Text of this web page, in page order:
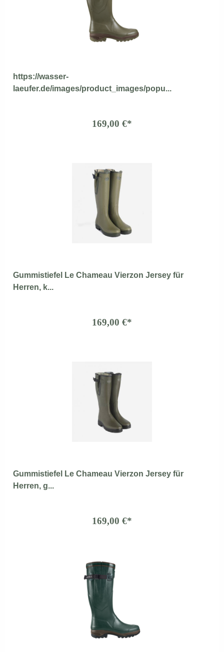
https://wasser-
laeufer.de/images/product_images/popu...
169,00 €*
Gummistiefel Le Chameau Vierzon Jersey für
Herren, k...
169,00 €*
Gummistiefel Le Chameau Vierzon Jersey für
Herren, g...
169,00 €*